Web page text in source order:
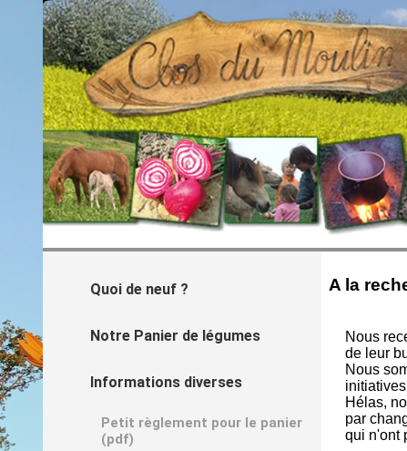
Quoi de neuf ?
Notre Panier de légumes
Informations diverses
Petit règlement pour le panier
(pdf)
A la
Nous
de leur
Nous
Hélas,
par
qui n'ont